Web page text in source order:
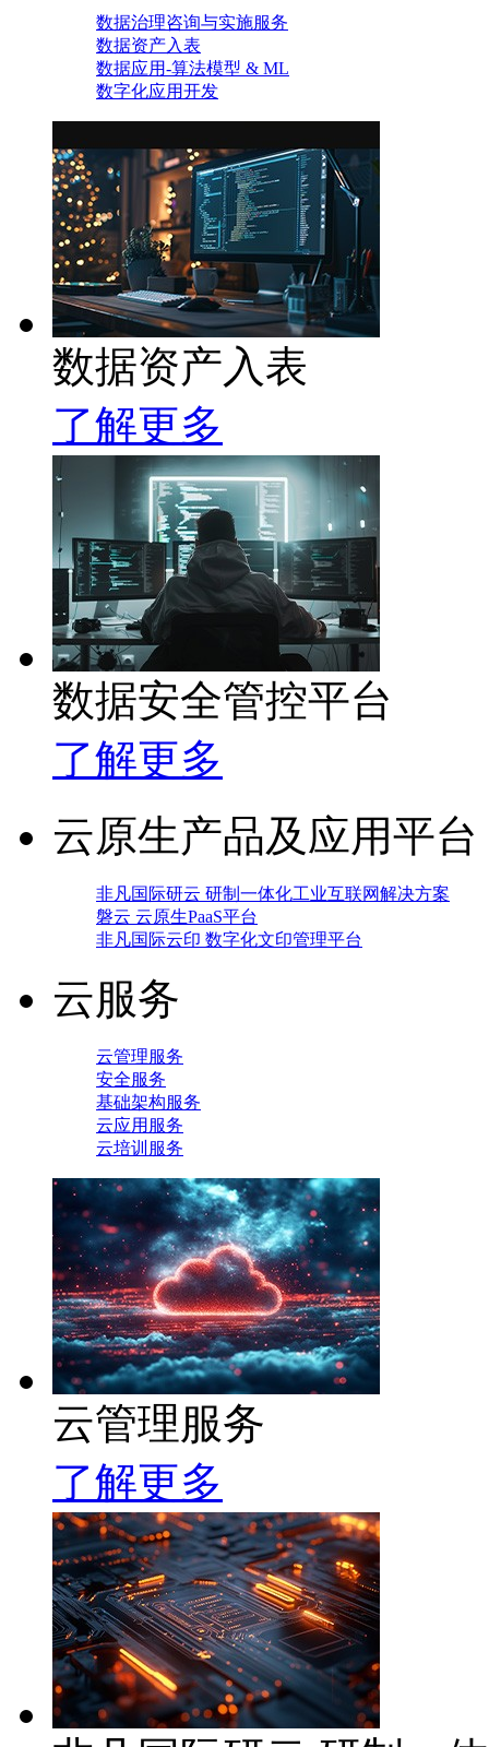
数据治理咨询与实施服务
数据资产入表
数据应用-算法模型 & ML
数字化应用开发
数据资产入表
了解更多
数据安全管控平台
了解更多
云原生产品及应用平台
非凡国际研云 研制一体化工业互联网解决方案
磐云 云原生PaaS平台
非凡国际云印 数字化文印管理平台
云服务
云管理服务
安全服务
基础架构服务
云应用服务
云培训服务
云管理服务
了解更多